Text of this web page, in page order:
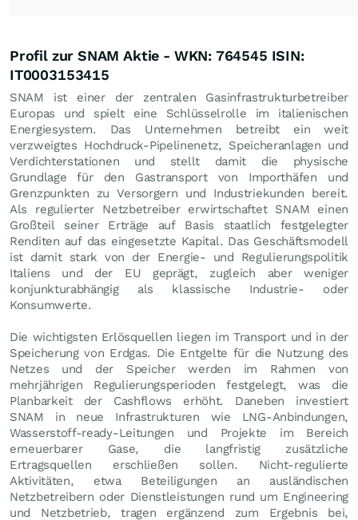
Profil zur SNAM Aktie - WKN: 764545 ISIN:
IT0003153415
SNAM ist einer der zentralen Gasinfrastrukturbetreiber
Europas und spielt eine Schlüsselrolle im italienischen
Energiesystem. Das Unternehmen betreibt ein weit
verzweigtes Hochdruck-Pipelinenetz, Speicheranlagen und
Verdichterstationen und stellt damit die physische
Grundlage für den Gastransport von Importhäfen und
Grenzpunkten zu Versorgern und Industriekunden bereit.
Als regulierter Netzbetreiber erwirtschaftet SNAM einen
Großteil seiner Erträge auf Basis staatlich festgelegter
Renditen auf das eingesetzte Kapital. Das Geschäftsmodell
ist damit stark von der Energie- und Regulierungspolitik
Italiens und der EU geprägt, zugleich aber weniger
konjunkturabhängig als klassische Industrie- oder
Konsumwerte.
Die wichtigsten Erlösquellen liegen im Transport und in der
Speicherung von Erdgas. Die Entgelte für die Nutzung des
Netzes und der Speicher werden im Rahmen von
mehrjährigen Regulierungsperioden festgelegt, was die
Planbarkeit der Cashflows erhöht. Daneben investiert
SNAM in neue Infrastrukturen wie LNG-Anbindungen,
Wasserstoff-ready-Leitungen und Projekte im Bereich
erneuerbarer Gase, die langfristig zusätzliche
Ertragsquellen erschließen sollen. Nicht-regulierte
Aktivitäten, etwa Beteiligungen an ausländischen
Netzbetreibern oder Dienstleistungen rund um Engineering
und Netzbetrieb, tragen ergänzend zum Ergebnis bei,